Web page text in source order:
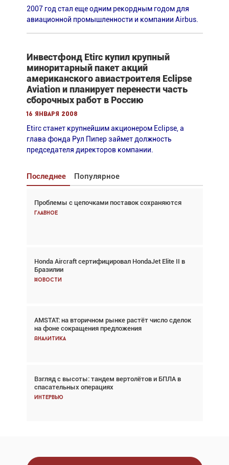
2007 год стал еще одним рекордным годом для
авиационной промышленности и компании Airbus.
Инвестфонд Etirc купил крупный
миноритарный пакет акций
американского авиастроителя Eclipse
Aviation и планирует перенести часть
сборочных работ в Россию
16 января 2008
Etirc станет крупнейшим акционером Eclipse, а
глава фонда Рул Пипер займет должность
председателя директоров компании.
Последнее Популярное
Проблемы с цепочками поставок сохраняются
Главное
Honda Aircraft сертифицировал HondaJet Elite II в
Бразилии
Новости
AMSTAT: на вторичном рынке растёт число сделок
на фоне сокращения предложения
Аналитика
Взгляд с высоты: тандем вертолётов и БПЛА в
спасательных операциях
Интервью
Взгляд с высоты: тандем вертолётов и БПЛА в
спасательных операциях
Авиационный фотограф Дэйв Кох: «Фотография
говорит сама за себя... а ИИ всё портит»
Новости
Проблемы с цепочками поставок сохраняются
Аналитика
Частный самолёт – это актив. Подходите к
покупке соответствующим образом
Интервью